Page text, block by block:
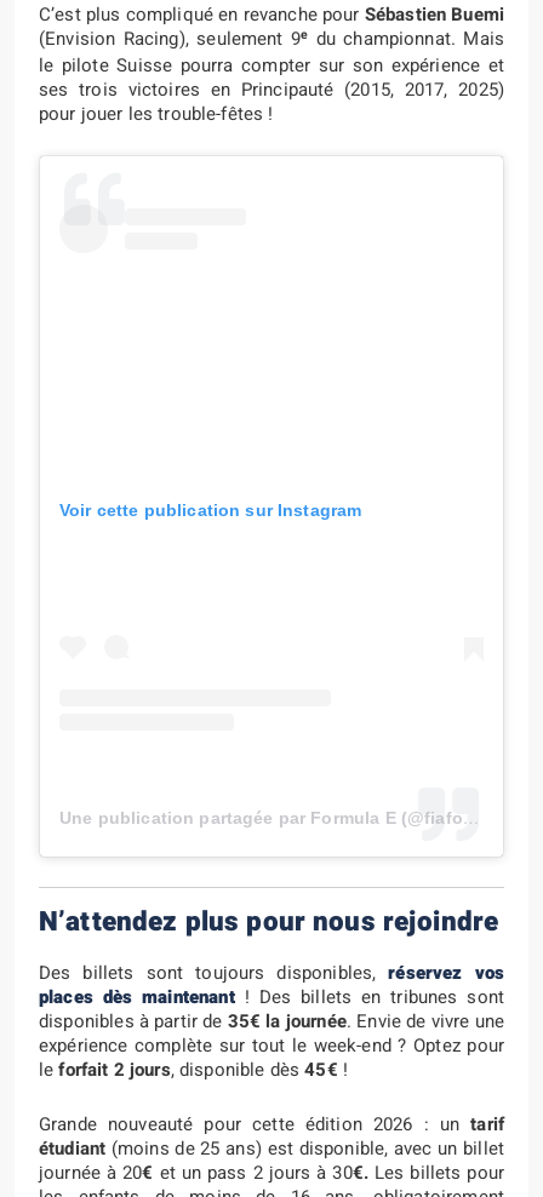
C’est plus compliqué en revanche pour Sébastien Buemi
(Envision Racing), seulement 9e du championnat. Mais
le pilote Suisse pourra compter sur son expérience et
ses trois victoires en Principauté (2015, 2017, 2025)
pour jouer les trouble-fêtes !
Voir cette publication sur Instagram
Une publication partagée par Formula E (@fiaformulae)
N’attendez plus pour nous rejoindre
Des billets sont toujours disponibles,réservez vos
places dès maintenant! Des billets en tribunes sont
disponibles à partir de 35€ la journée. Envie de vivre une
expérience complète sur tout le week-end ? Optez pour
leforfait 2 jours, disponible dès45€ !
Grande nouveauté pour cette édition 2026 : untarif
étudiant (moins de 25 ans) est disponible, avec un billet
journée à 20€ et un pass 2 jours à 30€. Les billets pour